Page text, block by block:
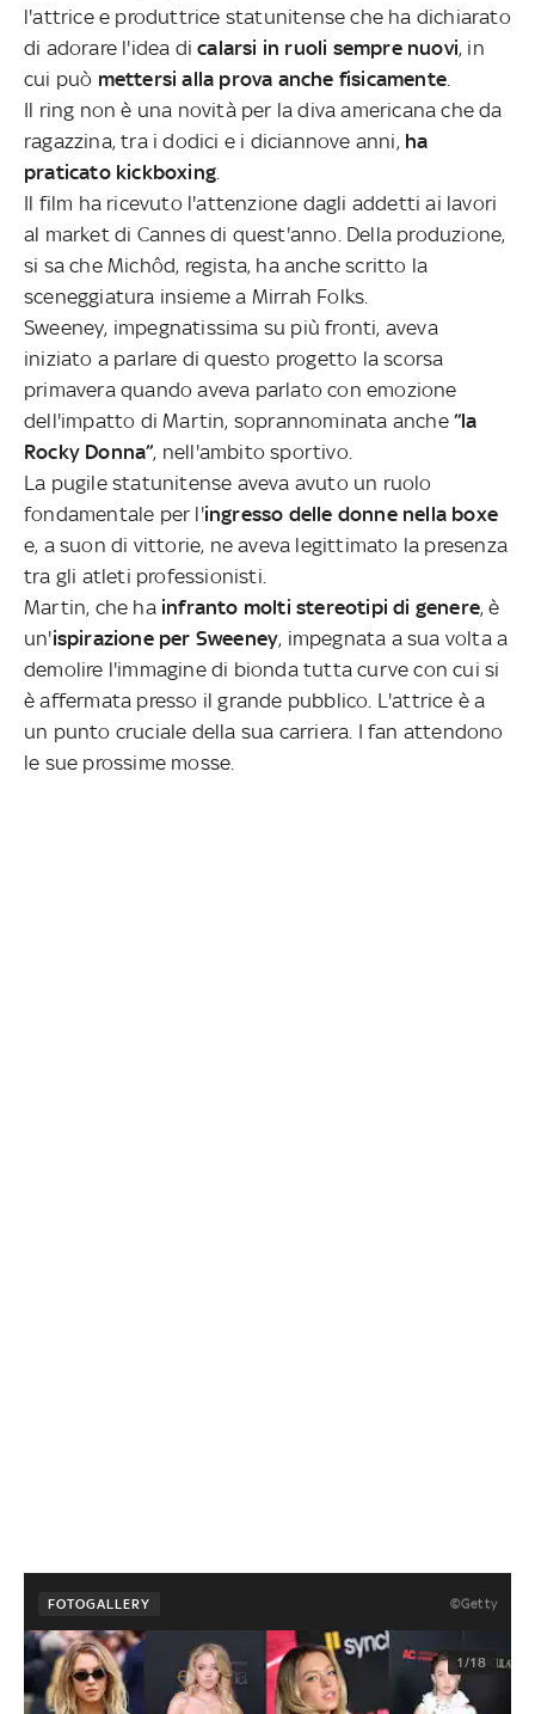
l'attrice e produttrice statunitense che ha dichiarato
di adorare l'idea di calarsi in ruoli sempre nuovi, in
cui può mettersi alla prova anche fisicamente.
Il ring non è una novità per la diva americana che da
ragazzina, tra i dodici e i diciannove anni, ha
praticato kickboxing.
Il film ha ricevuto l'attenzione dagli addetti ai lavori
al market di Cannes di quest'anno. Della produzione,
si sa che Michôd, regista, ha anche scritto la
sceneggiatura insieme a Mirrah Folks.
Sweeney, impegnatissima su più fronti, aveva
iniziato a parlare di questo progetto la scorsa
primavera quando aveva parlato con emozione
dell'impatto di Martin, soprannominata anche“la
Rocky Donna”, nell'ambito sportivo.
La pugile statunitense aveva avuto un ruolo
fondamentale per l'ingresso delle donne nella boxe
e, a suon di vittorie, ne aveva legittimato la presenza
tra gli atleti professionisti.
Martin, che hainfranto molti stereotipi di genere, è
un'ispirazione per Sweeney, impegnata a sua volta a
demolire l'immagine di bionda tutta curve con cui si
è affermata presso il grande pubblico. L'attrice è a
un punto cruciale della sua carriera. I fan attendono
le sue prossime mosse.
FOTOGALLERY ©Getty
1/18